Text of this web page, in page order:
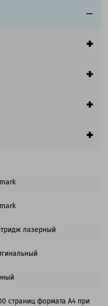
А4 при 5%
лазерный
страниц формата А4 при